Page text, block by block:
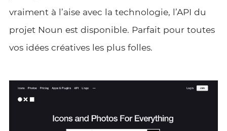
vraiment à l’aise avec la technologie, l’API du
projet Noun est disponible. Parfait pour toutes
vos idées créatives les plus folles.